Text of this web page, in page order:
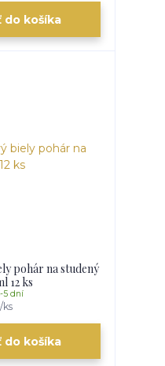
do košíka
pohár na studený
12 ks
/ks
5 dní
do košíka